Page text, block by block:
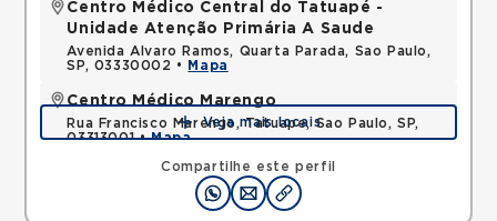
Compartilhe este perfil
Centro Médico Central do Tatuapé -
Unidade Atenção Primária A Saude
Avenida Alvaro Ramos, Quarta Parada, Sao Paulo,
SP, 03330002 •
Mapa
Centro Médico Marengo
Rua Francisco Marengo, Tatuape, Sao Paulo, SP,
03313001 •Mapa
Veja mais locais